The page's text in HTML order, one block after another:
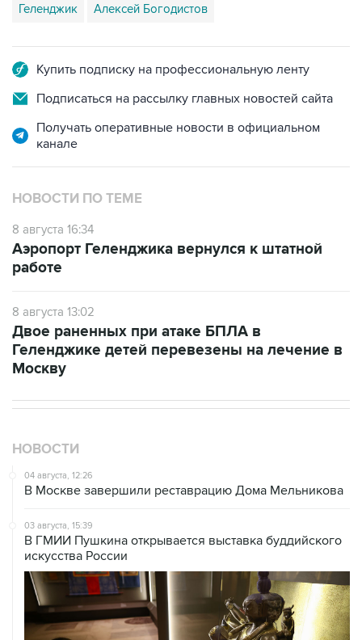
Геленджик Алексей Богодистов
Купить подписку на профессиональную ленту
Подписаться на рассылку главных новостей сайта
Получать оперативные новости в официальном
канале
НОВОСТИ ПО ТЕМЕ
8 августа 16:34
Аэропорт Геленджика вернулся к штатной
работе
8 августа 13:02
Двое раненных при атаке БПЛА в
Геленджике детей перевезены на лечение в
Москву
НОВОСТИ
04 августа, 12:26
В Москве завершили реставрацию Дома Мельникова
03 августа, 15:39
В ГМИИ Пушкина открывается выставка буддийского
искусства России